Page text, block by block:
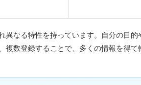
異なる特性を持っています。自分の目的
複数登録することで、多くの情報を得て